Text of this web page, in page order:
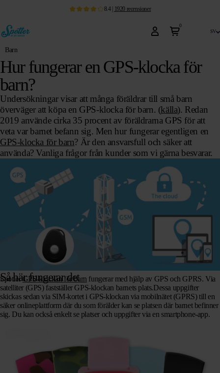
8.4| 1920 recensioner
0
sv
Barn
Hur fungerar en GPS-klocka för
barn?
Undersökningar visar att många föräldrar till små barn
överväger att köpa en GPS-klocka för barn. (källa). Redan
2019 använde cirka 35 procent av föräldrarna GPS för att
veta var barnet befann sig. Men hur fungerar egentligen en
GPS-klocka för barn? Är den ansvarsfull och säker att
använda? Vanliga frågor från kunder som vi gärna besvarar.
Så här fungerar det
SpotterGPS-klockan för barn fungerar med hjälp av GPS och GPRS. Via
satelliter (GPS) fastställer GPS-klockan barnets plats.Dessa uppgifter
skickas sedan via SIM-kortet i GPS-klockan via mobilnätet (GPRS) till en
säker onlineplattform där du som förälder kan se platsen där barnet befinner
sig. Du kan också enkelt se platser och uppgifter via en smartphone-app.